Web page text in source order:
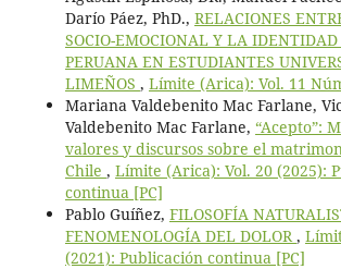
Darío Páez, PhD., RELACIONES
SOCIO-EMOCIONAL Y LA
PERUANA EN ESTUDIANTES
LIMEÑOS , Límite (Arica): Vol. 11
Mariana Valdebenito Mac Farlane,
Valdebenito Mac Farlane, “Acepto”:
valores y discursos sobre el
Chile , Límite (Arica): Vol. 20 (2025):
continua [PC]
Pablo Guíñez, FILOSOFÍA
FENOMENOLOGÍA DEL DOLOR ,
(2021): Publicación continua [PC]